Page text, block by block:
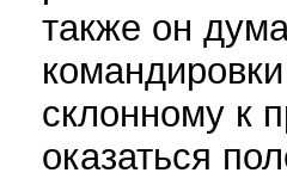
также он
склонному к
оказаться